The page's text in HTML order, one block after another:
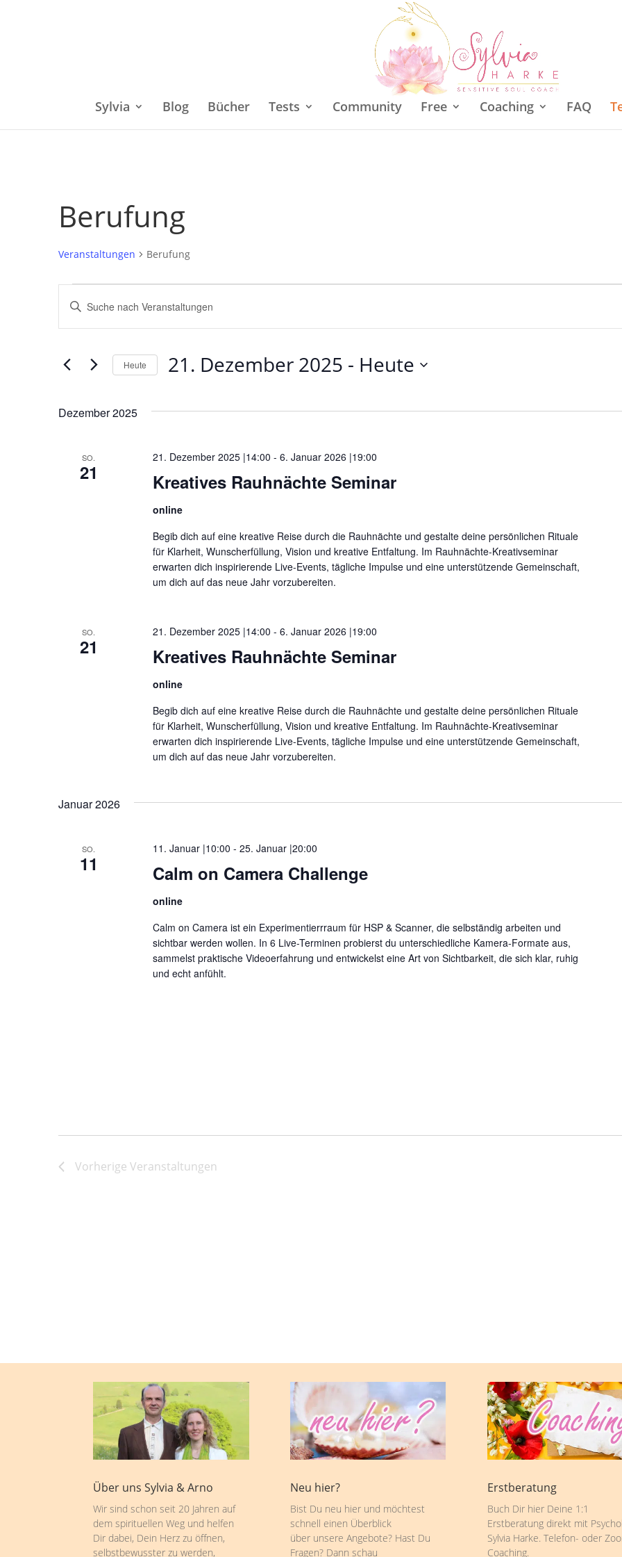
Sylvia Blog Bücher Tests Community Free Coaching FAQ
Berufung
Veranstaltungen Berufung
Veranstaltungen
Suche
und
Ansichten,
Navigation
Bitte
Schlüsselwort
Suche
Veranstaltungen
Heute 21. Dezember 2025 - Heute
wählen.
Dezember 2025
SO.
21 Kreatives Rauhnächte Seminar
21. Dezember 2025 |14:00 - 6. Januar 2026 |19:00
online
Begib dich auf eine kreative Reise durch die Rauhnächte und gestalte deine persönlichen Rituale
für Klarheit, Wunscherfüllung, Vision und kreative Entfaltung. Im Rauhnächte-Kreativseminar
erwarten dich inspirierende Live-Events, tägliche Impulse und eine unterstützende Gemeinschaft,
um dich auf das neue Jahr vorzubereiten.
SO.
21 Kreatives Rauhnächte Seminar
21. Dezember 2025 |14:00 - 6. Januar 2026 |19:00
online
Begib dich auf eine kreative Reise durch die Rauhnächte und gestalte deine persönlichen Rituale
für Klarheit, Wunscherfüllung, Vision und kreative Entfaltung. Im Rauhnächte-Kreativseminar
erwarten dich inspirierende Live-Events, tägliche Impulse und eine unterstützende Gemeinschaft,
um dich auf das neue Jahr vorzubereiten.
Januar 2026
SO.
11 Calm on Camera Challenge
11. Januar |10:00 - 25. Januar |20:00
online
Calm on Camera ist ein Experimentierrraum für HSP & Scanner, die selbständig arbeiten und
sichtbar werden wollen. In 6 Live-Terminen probierst du unterschiedliche Kamera-Formate aus,
sammelst praktische Videoerfahrung und entwickelst eine Art von Sichtbarkeit, die sich klar, ruhig
und echt anfühlt.
Vorherige Veranstaltungen
Über uns Sylvia & Arno
Wir sind schon seit 20 Jahren auf
dem spirituellen Weg und helfen
Dir dabei, Dein Herz zu öffnen,
selbstbewusster zu werden,
Neu hier?
Bist Du neu hier und möchtest
schnell einen Überblick
über unsere Angebote? Hast Du
Fragen? Dann schau
Erstberatung
Buch Dir hier Deine 1:1
Erstberatung direkt mit
Sylvia Harke. Telefon- oder
Coaching.